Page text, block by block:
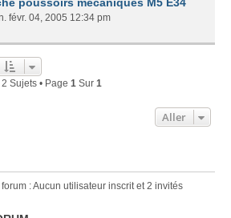
févr. 04, 2005 12:34 pm
2 Sujets • Page 1Sur 1
Aller
: Aucun utilisateur inscrit et 2 invités